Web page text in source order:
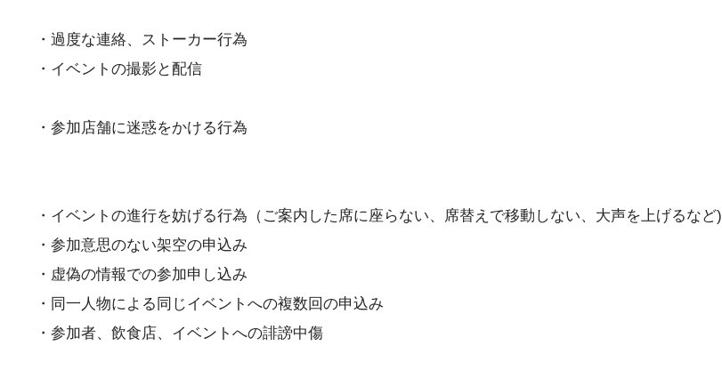
・過度な連絡、ストーカー行為
・イベントの撮影と配信
・参加店舗に迷惑をかける行為
・イベントの進行を妨げる行為（ご案内した席に座らない、席替えで移動しない、大声を上げるなど)
・参加意思のない架空の申込み
・虚偽の情報での参加申し込み
・同一人物による同じイベントへの複数回の申込み
・参加者、飲食店、イベントへの誹謗中傷